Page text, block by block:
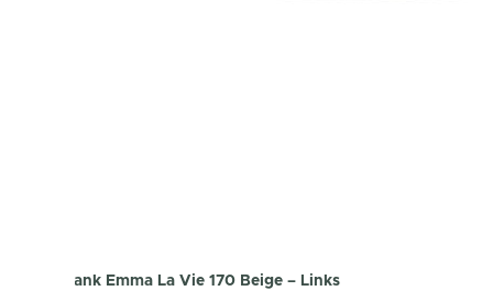
Hoekbank Emma La Vie 170 Beige – Links